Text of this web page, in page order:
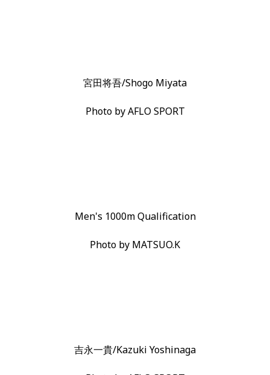
宮田将吾/Shogo Miyata
Photo by AFLO SPORT
Men's 1000m Qualification
Photo by MATSUO.K
吉永一貴/Kazuki Yoshinaga